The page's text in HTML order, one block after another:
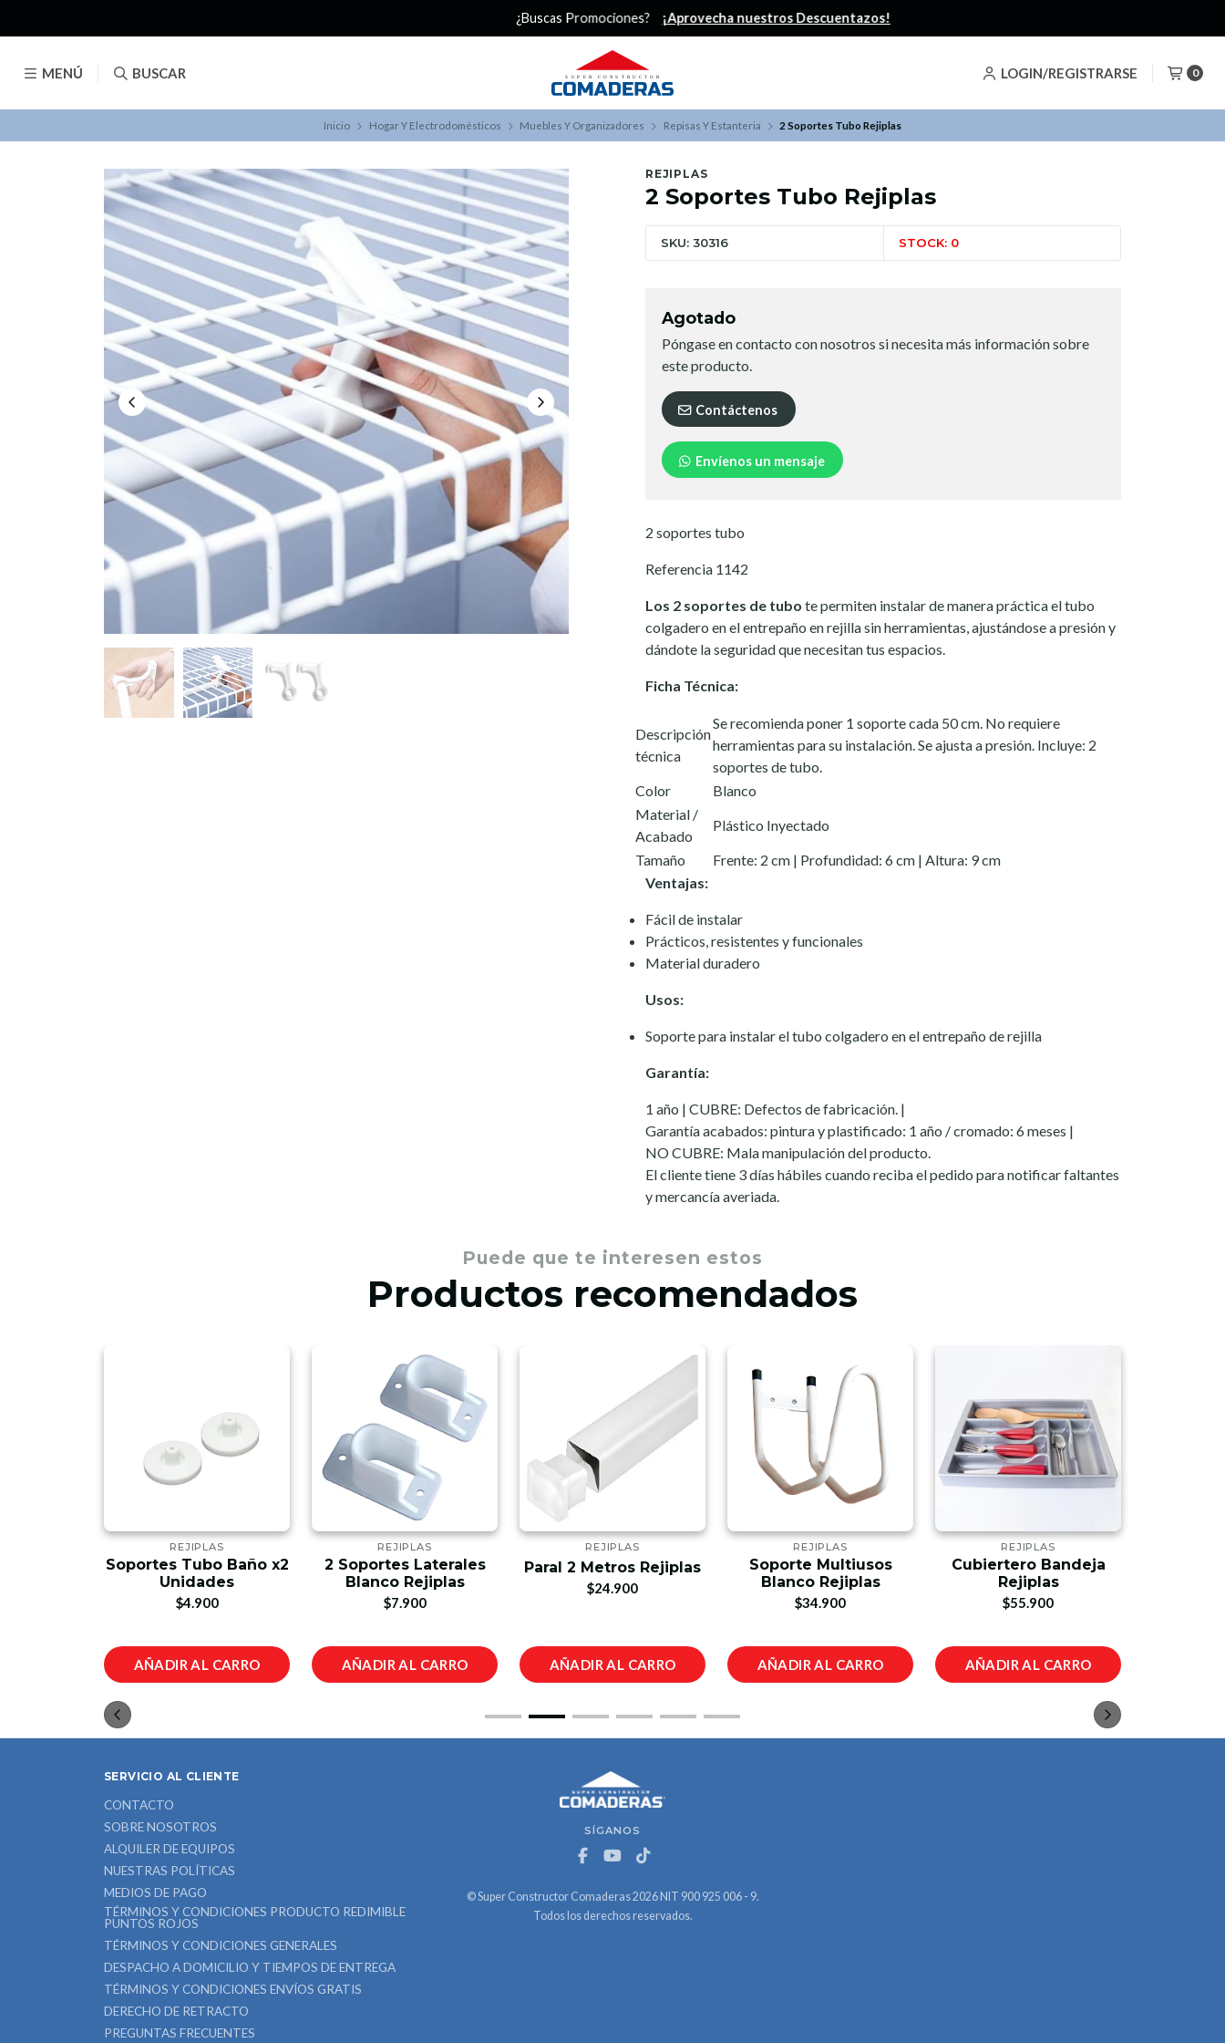
MENÚ BUSCAR LOGIN/REGISTRARSE 0
¿Buscas Promociones? ¡Aprovecha nuestros Descuentazos!
Inicio Hogar Y Electrodomésticos Muebles Y Organizadores Repisas Y Estanteria 2 Soportes Tubo Rejiplas
REJIPLAS
2 Soportes Tubo Rejiplas
SKU: 30316 STOCK: 0
Agotado
Póngase en contacto con nosotros si necesita más información sobre
este producto.
Contáctenos
Envíenos un mensaje
2 soportes tubo
Referencia 1142
Los 2 soportes de tubo te permiten instalar de manera práctica el tubo
colgadero en el entrepaño en rejilla sin herramientas, ajustándose a presión y
dándote la seguridad que necesitan tus espacios.
Ficha Técnica:
Descripción
técnica
Se recomienda poner 1 soporte cada 50 cm. No requiere
herramientas para su instalación. Se ajusta a presión. Incluye: 2
soportes de tubo.
Color
Blanco
Material /
Acabado
Plástico Inyectado
Tamaño
Frente: 2 cm | Profundidad: 6 cm | Altura: 9 cm
Ventajas:
Fácil de instalar
Prácticos, resistentes y funcionales
Material duradero
Usos:
Soporte para instalar el tubo colgadero en el entrepaño de rejilla
Garantía:
1 año | CUBRE: Defectos de fabricación. |
Garantía acabados: pintura y plastificado: 1 año / cromado: 6 meses |
NO CUBRE: Mala manipulación del producto.
El cliente tiene 3 días hábiles cuando reciba el pedido para notificar faltantes
y mercancía averiada.
Puede que te interesen estos
Productos recomendados
REJIPLAS
Soportes Tubo Baño x2
Unidades
$4.900
AÑADIR AL CARRO
REJIPLAS
2 Soportes Laterales
Blanco Rejiplas
$7.900
AÑADIR AL CARRO
REJIPLAS
Paral 2 Metros Rejiplas
$24.900
AÑADIR AL CARRO
REJIPLAS
Soporte Multiusos
Blanco Rejiplas
$34.900
AÑADIR AL CARRO
REJIPLAS
Cubiertero Bandeja
Rejiplas
$55.900
AÑADIR AL CARRO
SÍGANOS
© Super Constructor Comaderas 2026 NIT 900 925 006 - 9.
Todos los derechos reservados.
SERVICIO AL CLIENTE
CONTACTO
SOBRE NOSOTROS
ALQUILER DE EQUIPOS
NUESTRAS POLÍTICAS
MEDIOS DE PAGO
TÉRMINOS Y CONDICIONES PRODUCTO REDIMIBLE
PUNTOS ROJOS
TÉRMINOS Y CONDICIONES GENERALES
DESPACHO A DOMICILIO Y TIEMPOS DE ENTREGA
TÉRMINOS Y CONDICIONES ENVÍOS GRATIS
DERECHO DE RETRACTO
PREGUNTAS FRECUENTES